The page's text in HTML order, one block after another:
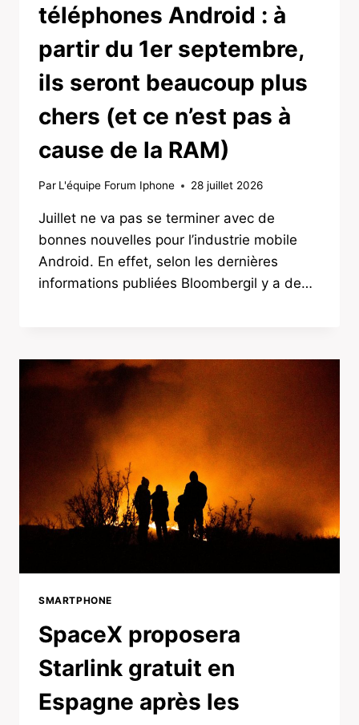
téléphones Android : à
partir du 1er septembre,
ils seront beaucoup plus
chers (et ce n’est pas à
cause de la RAM)
Par L'équipe Forum Iphone 28 juillet 2026
Juillet ne va pas se terminer avec de
bonnes nouvelles pour l’industrie mobile
Android. En effet, selon les dernières
informations publiées Bloombergil y a de…
SMARTPHONE
SpaceX proposera
Starlink gratuit en
Espagne après les